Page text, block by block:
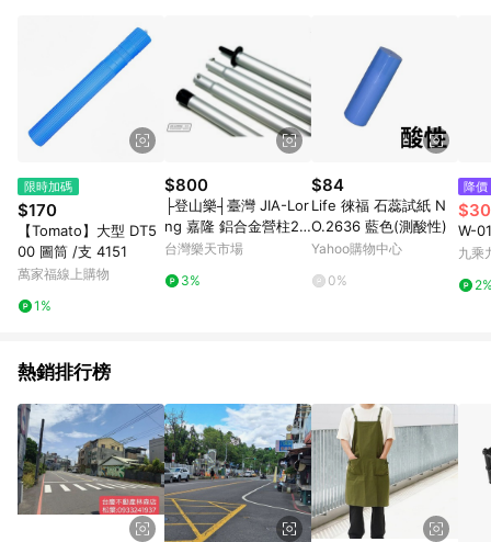
2019/9/23起，[Apple全系列商品]與[機車]不具贈點資格。 6. 帶
有「商城」標籤商品不具贈點資格 7. 需透過LINE購物前往並在同
一瀏覽器於24小時內結帳才享有回饋。 8. 點數將於廠商出貨後，
過鑑賞期，無取消訂單或退貨行為，30天前後發送。 9. 預購商
品、海外直送商品下單後，無取消訂單或退貨行為，點數於下單
後60天前後發送。 10. ios APP請更新至3.7.3才具贈點資格。 11.
android APP請更新至3.3.1才具贈點資格。
限時加碼
$170
【Tomato】大型 DT5
00 圖筒 /支 4151
萬家福線上購物
1%
$800
├登山樂┤臺灣 JIA-Lor
ng 嘉隆 鋁合金營柱28
0CM (加強版管徑30M
台灣樂天市場
3%
$84
Life 徠福 石蕊試紙 N
O.2636 藍色(測酸性)
Yahoo購物中心
0%
降價
$30
W-
九乘
熱銷排行榜